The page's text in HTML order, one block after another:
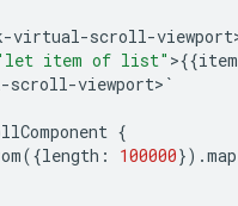
-virtual-scroll-viewport
item of list" >{{item
-scroll-viewport> `
{
({length : 100000}) .map